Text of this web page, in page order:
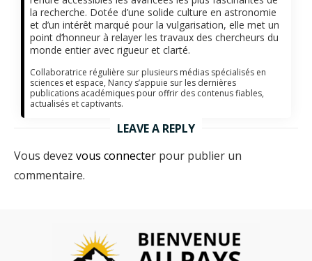
la recherche. Dotée d’une solide culture en astronomie
et d’un intérêt marqué pour la vulgarisation, elle met un
point d’honneur à relayer les travaux des chercheurs du
monde entier avec rigueur et clarté.
Collaboratrice régulière sur plusieurs médias spécialisés en
sciences et espace, Nancy s’appuie sur les dernières
publications académiques pour offrir des contenus fiables,
actualisés et captivants.
LEAVE A REPLY
Vous devez vous connecter pour publier un
commentaire.